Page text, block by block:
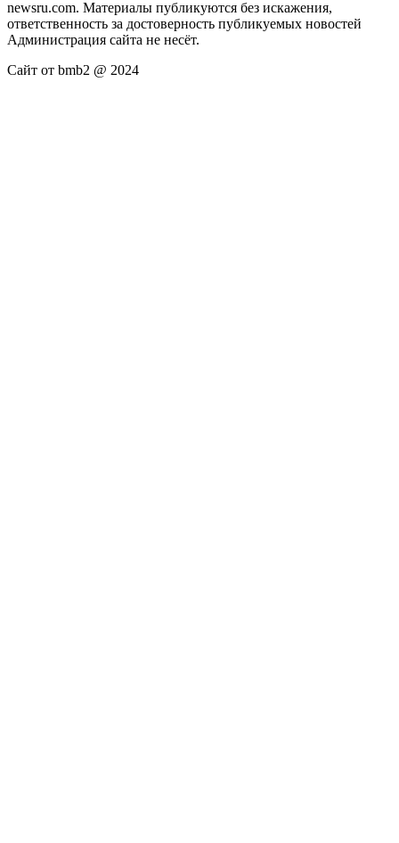
newsru.com. Материалы публикуются без искажения,
ответственность за достоверность публикуемых новостей
Администрация сайта не несёт.
Сайт от bmb2 @ 2024